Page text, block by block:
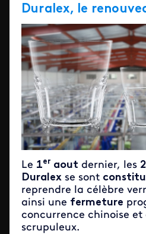
Duralex, le
Le 1er aout dernier, les
Duralex se sont
reprendre la célèbre
ainsi une fermeture
concurrence chinoise et
scrupuleux.